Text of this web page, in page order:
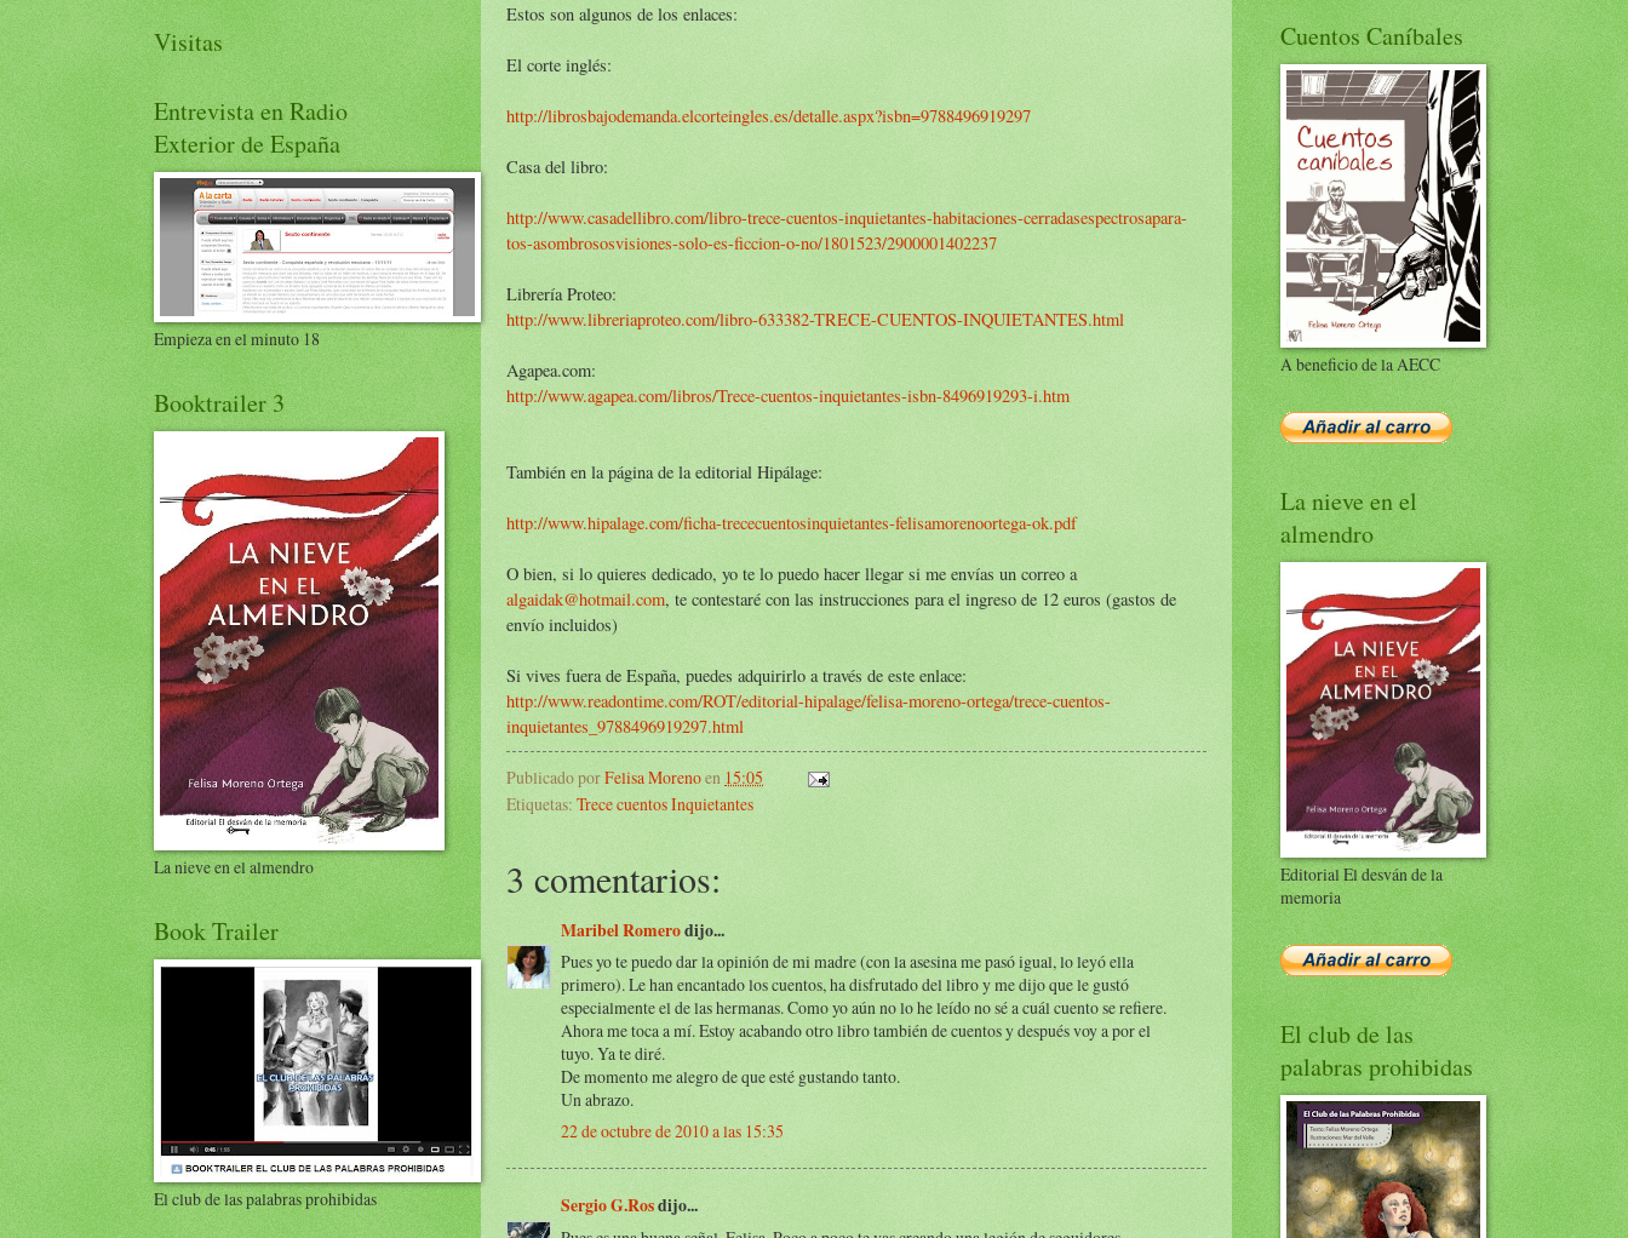
Estos son algunos de los enlaces:
El corte inglés:
http://librosbajodemanda.elcorteingles.es/detalle.aspx?isbn=9788496919297
Casa del libro:
http://www.casadellibro.com/libro-trece-cuentos-inquietantes-habitaciones-cerradasespectrosapara-
tos-asombrososvisiones-solo-es-ficcion-o-no/1801523/2900001402237
Librería Proteo:
http://www.libreriaproteo.com/libro-633382-TRECE-CUENTOS-INQUIETANTES.html
Agapea.com:
http://www.agapea.com/libros/Trece-cuentos-inquietantes-isbn-8496919293-i.htm
También en la página de la editorial Hipálage:
http://www.hipalage.com/ficha-trececuentosinquietantes-felisamorenoortega-ok.pdf
O bien, si lo quieres dedicado, yo te lo puedo hacer llegar si me envías un correo a
algaidak@hotmail.com, te contestaré con las instrucciones para el ingreso de 12 euros (gastos de
envío incluidos)
Si vives fuera de España, puedes adquirirlo a través de este enlace:
http://www.readontime.com/ROT/editorial-hipalage/felisa-moreno-ortega/trece-cuentos-
inquietantes_9788496919297.html
Publicado porFelisa Morenoen 15:05
Etiquetas: Trece cuentos Inquietantes
3 comentarios:
Maribel Romerodijo...
Pues yo te puedo dar la opinión de mi madre (con la asesina me pasó igual, lo leyó ella
primero). Le han encantado los cuentos, ha disfrutado del libro y me dijo que le gustó
especialmente el de las hermanas. Como yo aún no lo he leído no sé a cuál cuento se refiere.
Ahora me toca a mí. Estoy acabando otro libro también de cuentos y después voy a por el
tuyo. Ya te diré.
De momento me alegro de que esté gustando tanto.
Un abrazo.
22 de octubre de 2010 a las 15:35
Sergio G.Rosdijo...
Visitas
Entrevista en Radio
Exterior de España
Empieza en el minuto 18
Booktrailer 3
La nieve en el almendro
Book Trailer
El club de las palabras prohibidas
Cuentos Caníbales
A beneficio de la AECC
La nieve en el
almendro
Editorial El desván de la
memoria
El club de las
palabras prohibidas